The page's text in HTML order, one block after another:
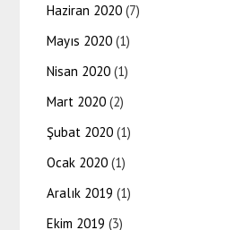
Haziran 2020 (7)
Mayıs 2020 (1)
Nisan 2020 (1)
Mart 2020 (2)
Şubat 2020 (1)
Ocak 2020 (1)
Aralık 2019 (1)
Ekim 2019 (3)